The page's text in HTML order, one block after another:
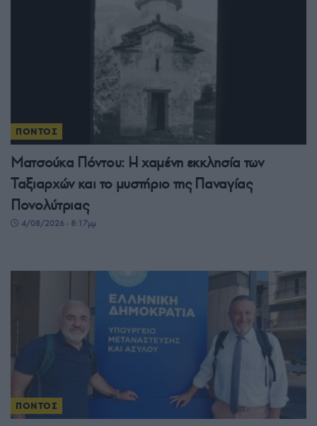
ΠΟΝΤΟΣ
Ματσούκα Πόντου: Η χαμένη εκκλησία των
Ταξιαρχών και το μυστήριο της Παναγίας
Πονολύτριας
4/08/2026 - 8:17μμ
ΠΟΝΤΟΣ